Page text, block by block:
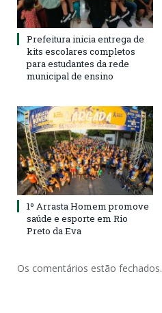
Prefeitura inicia entrega de
kits escolares completos
para estudantes da rede
municipal de ensino
1º Arrasta Homem promove
saúde e esporte em Rio
Preto da Eva
Os comentários estão fechados.